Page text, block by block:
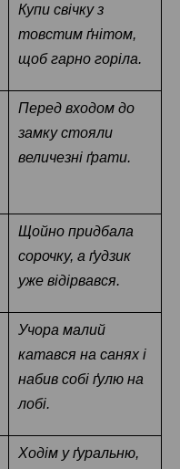
Купи свічку з
товстим ґнітом,
щоб гарно горіла.
Перед входом до
замку стояли
величезні ґрати.
Щойно придбала
сорочку, а ґудзик
уже відірвався.
Учора малий
катався на санях і
набив собі ґулю на
лобі.
Ходім у ґуральню,